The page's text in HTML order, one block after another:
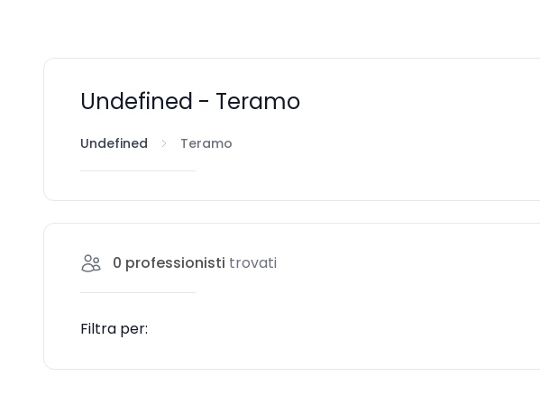
Undefined - Teramo
Undefined Teramo
0 professionisti trovati
Filtra per: